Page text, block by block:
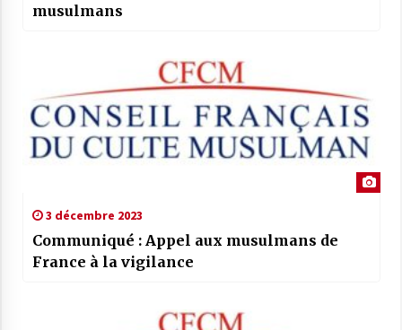
musulmans
3 décembre 2023
Communiqué : Appel aux musulmans de
France à la vigilance